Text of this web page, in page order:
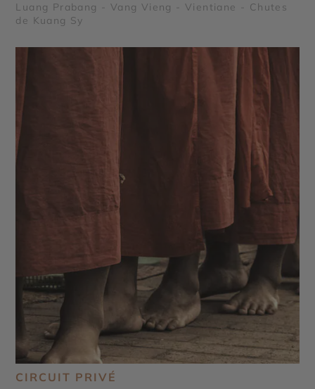
Luang Prabang - Vang Vieng - Vientiane - Chutes
de Kuang Sy
CIRCUIT PRIVÉ